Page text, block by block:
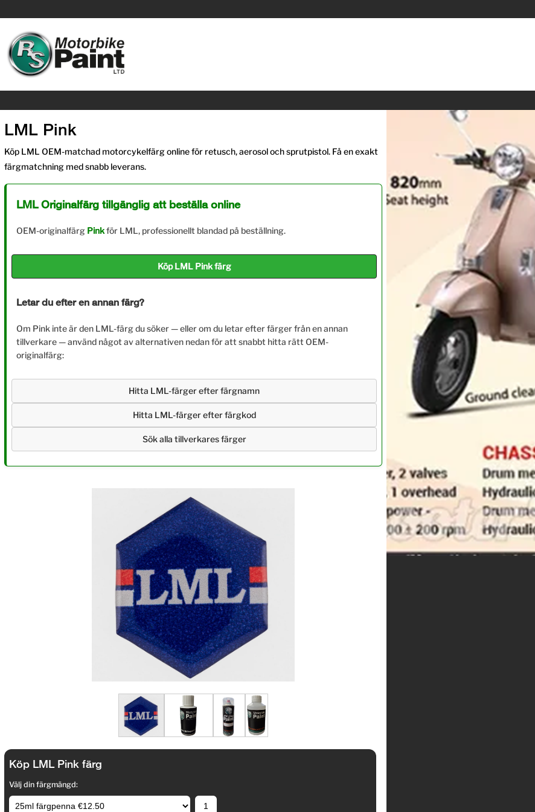
LML Pink
Köp LML OEM-matchad motorcykelfärg online för retusch, aerosol och sprutpistol. Få en exakt
färgmatchning med snabb leverans.
LML Originalfärg tillgänglig att beställa online
OEM-originalfärg Pinkför LML, professionellt blandad på beställning.
Köp LML Pink färg
Letar du efter en annan färg?
Om Pink inte är den LML-färg du söker — eller om du letar efter färger från en annan
tillverkare — använd något av alternativen nedan för att snabbt hitta rätt OEM-
originalfärg:
Hitta LML-färger efter färgnamn
Hitta LML-färger efter färgkod
Sök alla tillverkares färger
Köp LML Pink färg
Välj din färgmängd: